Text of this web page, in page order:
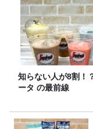
知らない人が8割！
ータ の最前線